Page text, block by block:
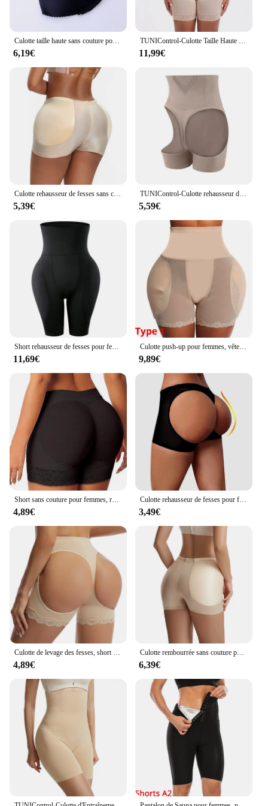
Culotte taille haute sans couture pour femme, sous-vêtement respirant, rehausseur de fesses, à la mode
6,19€
TUNIControl-Culotte Taille Haute pour Femme, Sous-Vêtement Moulant, Rehausseur de Fesses, Culotte Bandage BBL
11,99€
Culotte rehausseur de fesses sans couture pour femmes, coussinets de hanche, sous-vêtements rembourrés, faux cul, short rehausseur de butin, corset, vêtements en saillie
5,39€
TUNIControl-Culotte rehausseur de hanche pour femme, lève-fesses, sexy, sans couture, sablier, booty, corps saillant
5,59€
11,69€
Culotte push-up pour femmes, vêtement saute-hanche, avec coussinets
9,89€
4,89€
Culotte rehausseur de fesses pour femmes, sous-vêtement sexy, push-up
3,49€
4,89€
Culotte rembourrée sans couture pour femmes, faux culotte de contrôle du cul, rehausseur de hanche, rehausseur de butin, lève-fesses, short BoyGoals, lingerie sexy
6,39€